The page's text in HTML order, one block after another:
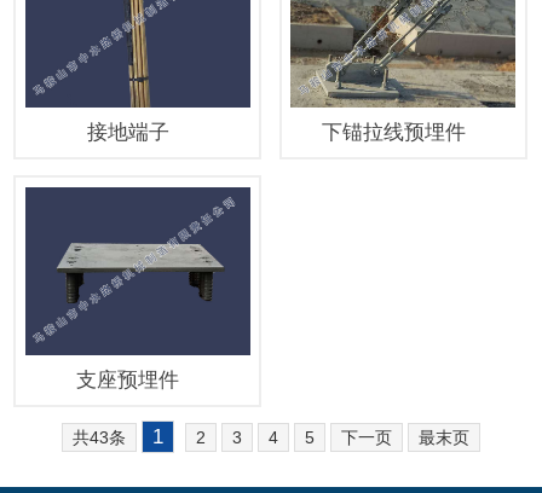
接地端子 下锚拉线预埋件
支座预埋件
共43条 1 2 3 4 5 下一页 最末页